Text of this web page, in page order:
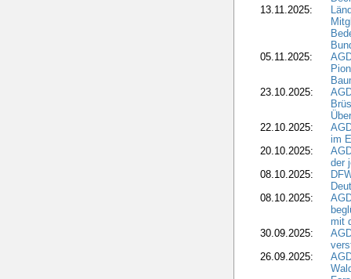
13.11.2025:
05.11.2025:
23.10.2025:
22.10.2025:
im
20.10.2025:
der
08.10.2025:
08.10.2025:
mit
30.09.2025:
26.09.2025: